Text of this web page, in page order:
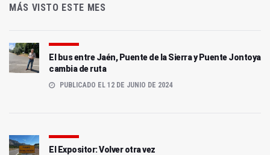
MÁS VISTO ESTE MES
El bus entre Jaén, Puente de la Sierra y Puente Jontoya
cambia de ruta
PUBLICADO EL 12 DE JUNIO DE 2024
El Expositor: Volver otra vez